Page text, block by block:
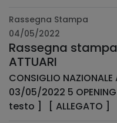
Rassegna Stampa
04/05/2022
Rassegna stampa
ATTUARI
CONSIGLIO NAZIONALE ATTUARI 1
03/05/2022 5 OPENING SESSION: 8 GIUGNO 2022 [
testo ] [ ALLEGATO ]